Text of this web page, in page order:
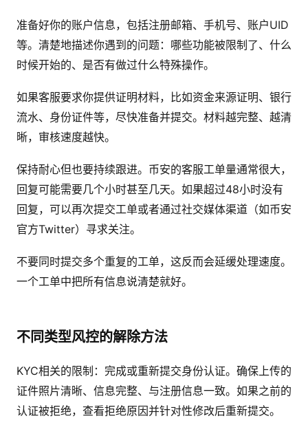
准备好你的账户信息，包括注册邮箱、手机号、账户UID
等。清楚地描述你遇到的问题：哪些功能被限制了、什么
时候开始的、是否有做过什么特殊操作。
如果客服要求你提供证明材料，比如资金来源证明、银行
流水、身份证件等，尽快准备并提交。材料越完整、越清
晰，审核速度越快。
保持耐心但也要持续跟进。币安的客服工单量通常很大，
回复可能需要几个小时甚至几天。如果超过48小时没有
回复，可以再次提交工单或者通过社交媒体渠道（如币安
官方Twitter）寻求关注。
不要同时提交多个重复的工单，这反而会延缓处理速度。
一个工单中把所有信息说清楚就好。
不同类型风控的解除方法
KYC相关的限制：完成或重新提交身份认证。确保上传的
证件照片清晰、信息完整、与注册信息一致。如果之前的
认证被拒绝，查看拒绝原因并针对性修改后重新提交。